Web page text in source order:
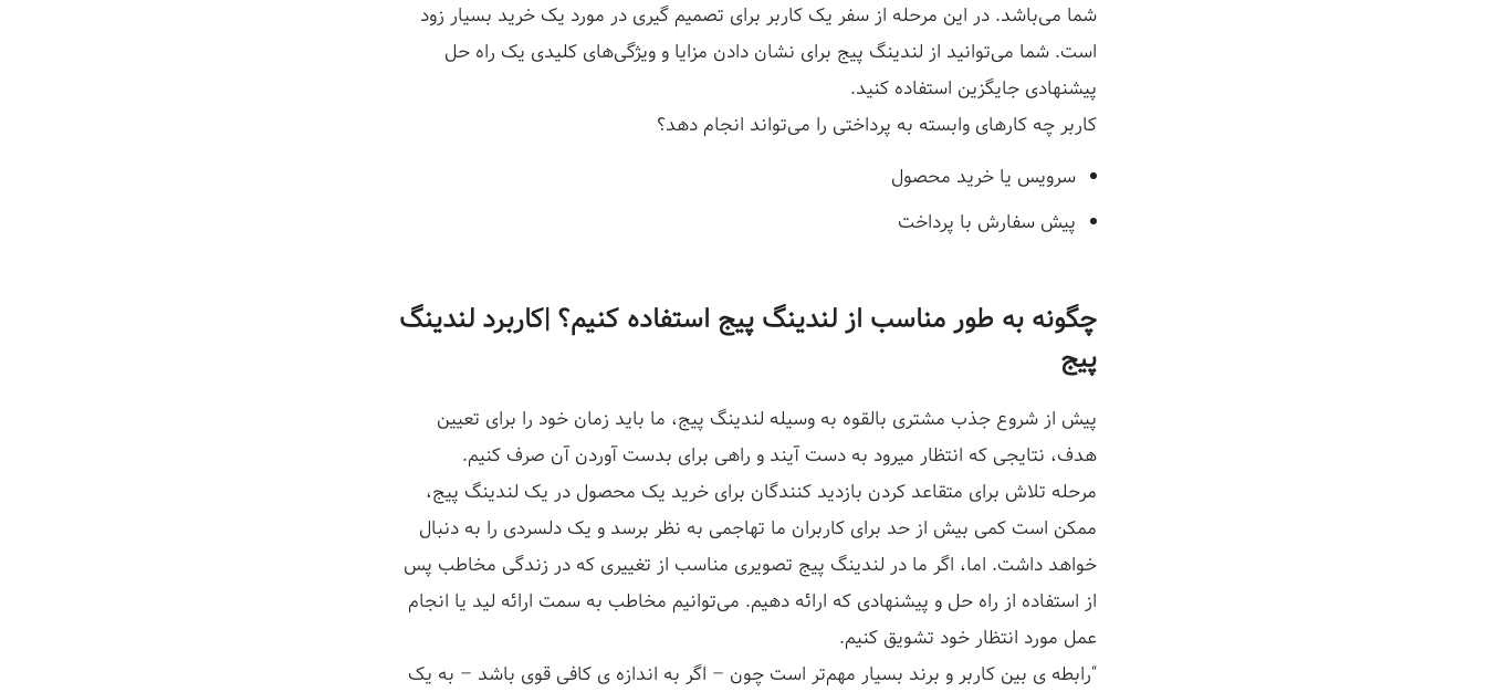
شما می‌باشد. در این مرحله از سفر یک کاربر برای تصمیم گیری در مورد یک خرید بسیار زود
است. شما می‌توانید از لندینگ پیج برای نشان دادن مزایا و ویژگی‌های کلیدی یک راه حل
پیشنهادی جایگزین استفاده کنید.
کاربر چه کارهای وابسته به پرداختی را می‌تواند انجام دهد؟
سرویس یا خرید محصول
پیش سفارش با پرداخت
چگونه به طور مناسب از لندینگ پیج استفاده کنیم؟ |کاربرد لندینگ
پیج
پیش از شروع جذب مشتری بالقوه به وسیله لندینگ پیج، ما باید زمان خود را برای تعیین
هدف، نتایجی که انتظار میرود به دست آیند و راهی برای بدست آوردن آن صرف کنیم.
مرحله تلاش برای متقاعد کردن بازدید کنندگان برای خرید یک محصول در یک لندینگ پیج،
ممکن است کمی بیش از حد برای کاربران ما تهاجمی به نظر برسد و یک دلسردی را به دنبال
خواهد داشت. اما، اگر ما در لندینگ پیج تصویری مناسب از تغییری که در زندگی مخاطب پس
از استفاده از راه حل و پیشنهادی که ارائه دهیم. می‌توانیم مخاطب به سمت ارائه لید یا انجام
عمل مورد انتظار خود تشویق کنیم.
“رابطه ی بین کاربر و برند بسیار مهم‌تر است چون – اگر به اندازه ی کافی قوی باشد – به یک